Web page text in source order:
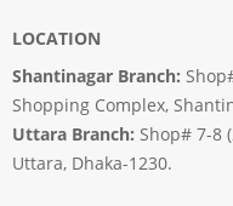
LOCATION
Shantinagar Branch:
Shopping Complex,
Uttara Branch: Shop# 7-8
Uttara, Dhaka-1230.